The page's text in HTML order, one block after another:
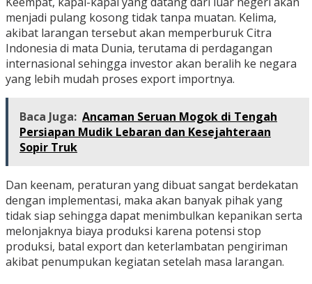
menjadi pulang kosong tidak tanpa muatan. Kelima,
akibat larangan tersebut akan memperburuk Citra
Indonesia di mata Dunia, terutama di perdagangan
internasional sehingga investor akan beralih ke negara
yang lebih mudah proses export importnya.
Baca Juga: Ancaman Seruan Mogok di Tengah
Persiapan Mudik Lebaran dan Kesejahteraan
Sopir Truk
Dan keenam, peraturan yang dibuat sangat berdekatan
dengan implementasi, maka akan banyak pihak yang
tidak siap sehingga dapat menimbulkan kepanikan serta
melonjaknya biaya produksi karena potensi stop
produksi, batal export dan keterlambatan pengiriman
akibat penumpukan kegiatan setelah masa larangan.